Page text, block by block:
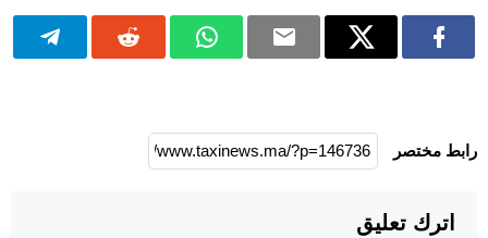
رابط مختصر
اترك تعليق